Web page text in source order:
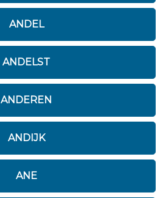
ANDEL
ANDELST
ANDEREN
ANDIJK
ANE